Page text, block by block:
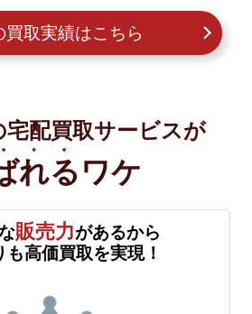
買取実績はこちら
配買取サービスが
れる ワケ
販売力があるから
も高価買取を実現！